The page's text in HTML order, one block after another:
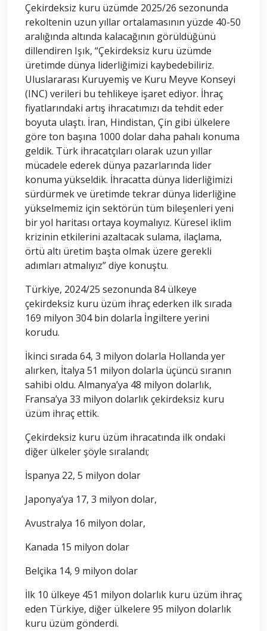
Çekirdeksiz kuru üzümde 2025/26 sezonunda
rekoltenin uzun yıllar ortalamasının yüzde 40-50
aralığında altında kalacağının görüldüğünü
dillendiren Işık, “Çekirdeksiz kuru üzümde
üretimde dünya liderliğimizi kaybedebiliriz.
Uluslararası Kuruyemiş ve Kuru Meyve Konseyi
(INC) verileri bu tehlikeye işaret ediyor. İhraç
fiyatlarındaki artış ihracatımızı da tehdit eder
boyuta ulaştı. İran, Hindistan, Çin gibi ülkelere
göre ton başına 1000 dolar daha pahalı konuma
geldik. Türk ihracatçıları olarak uzun yıllar
mücadele ederek dünya pazarlarında lider
konuma yükseldik. İhracatta dünya liderliğimizi
sürdürmek ve üretimde tekrar dünya liderliğine
yükselmemiz için sektörün tüm bileşenleri yeni
bir yol haritası ortaya koymalıyız. Küresel iklim
krizinin etkilerini azaltacak sulama, ilaçlama,
örtü altı üretim başta olmak üzere gerekli
adımları atmalıyız” diye konuştu.
Türkiye, 2024/25 sezonunda 84 ülkeye
çekirdeksiz kuru üzüm ihraç ederken ilk sırada
169 milyon 304 bin dolarla İngiltere yerini
korudu.
İkinci sırada 64, 3 milyon dolarla Hollanda yer
alırken, İtalya 51 milyon dolarla üçüncü sıranın
sahibi oldu. Almanya’ya 48 milyon dolarlık,
Fransa’ya 33 milyon dolarlık çekirdeksiz kuru
üzüm ihraç ettik.
Çekirdeksiz kuru üzüm ihracatında ilk ondaki
diğer ülkeler şöyle sıralandı;
İspanya 22, 5 milyon dolar
Japonya’ya 17, 3 milyon dolar,
Avustralya 16 milyon dolar,
Kanada 15 milyon dolar
Belçika 14, 9 milyon dolar
İlk 10 ülkeye 451 milyon dolarlık kuru üzüm ihraç
eden Türkiye, diğer ülkelere 95 milyon dolarlık
kuru üzüm gönderdi.